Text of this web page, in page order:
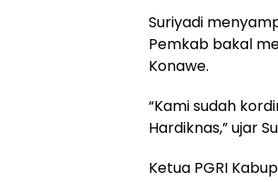
Suriyadi
Pemkab bakal
Konawe.
“Kami sudah
Hardiknas,” ujar
Ketua PGRI